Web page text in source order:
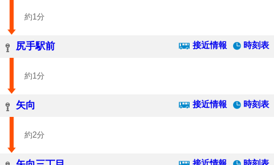
約1分
尻手駅前 接近情報 時刻表
約1分
矢向 接近情報 時刻表
約2分